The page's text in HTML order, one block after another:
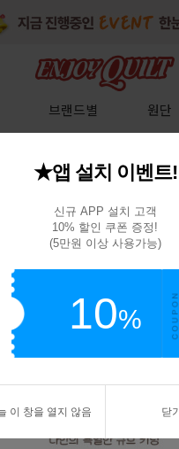
브랜드별 원단
★앱 설치 이벤트!
신규 APP 설치 고객
10% 할인 쿠폰 증정!
(5만원 이상 사용가능)
10%
이 창을 열지 않음 닫기